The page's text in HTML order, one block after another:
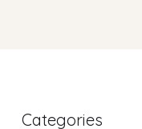
Categories